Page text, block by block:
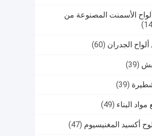
الأسمنت المصنوعة من
الجدران (60)
(39)
(39)
مواد البناء (49)
أكسيد المغنيسيوم (47)